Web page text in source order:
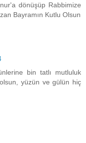
dönüşüp Rabbimize
Bayramın Kutlu Olsun
bin tatlı mutluluk
yüzün ve gülün hiç